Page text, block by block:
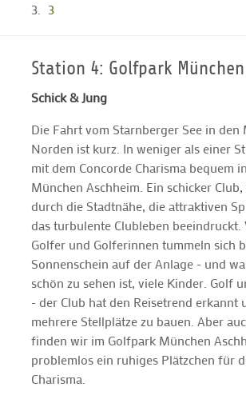
3
Station 4: Golfpark
Schick & Jung
Die Fahrt vom Starnberger See in den
Norden ist kurz. In weniger als einer
mit dem Concorde Charisma bequem
München Aschheim. Ein schicker
durch die Stadtnähe, die attraktiven
das turbulente Clubleben beeindruckt.
Golfer und Golferinnen tummeln sich
Sonnenschein auf der Anlage - und
schön zu sehen ist, viele Kinder. Golf
- der Club hat den Reisetrend erkannt
mehrere Stellplätze zu bauen. Aber
finden wir im Golfpark München
problemlos ein ruhiges Plätzchen für
Charisma.